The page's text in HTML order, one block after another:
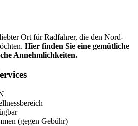
Ort für Radfahrer, die den Nord-
Hier finden Sie eine gemütliche
Annehmlichkeiten.
(gegen Gebühr)